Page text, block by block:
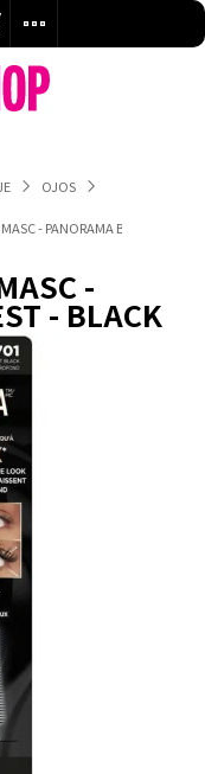
OJOS
- PANORAMA BLACKEST -
-
- BLACK